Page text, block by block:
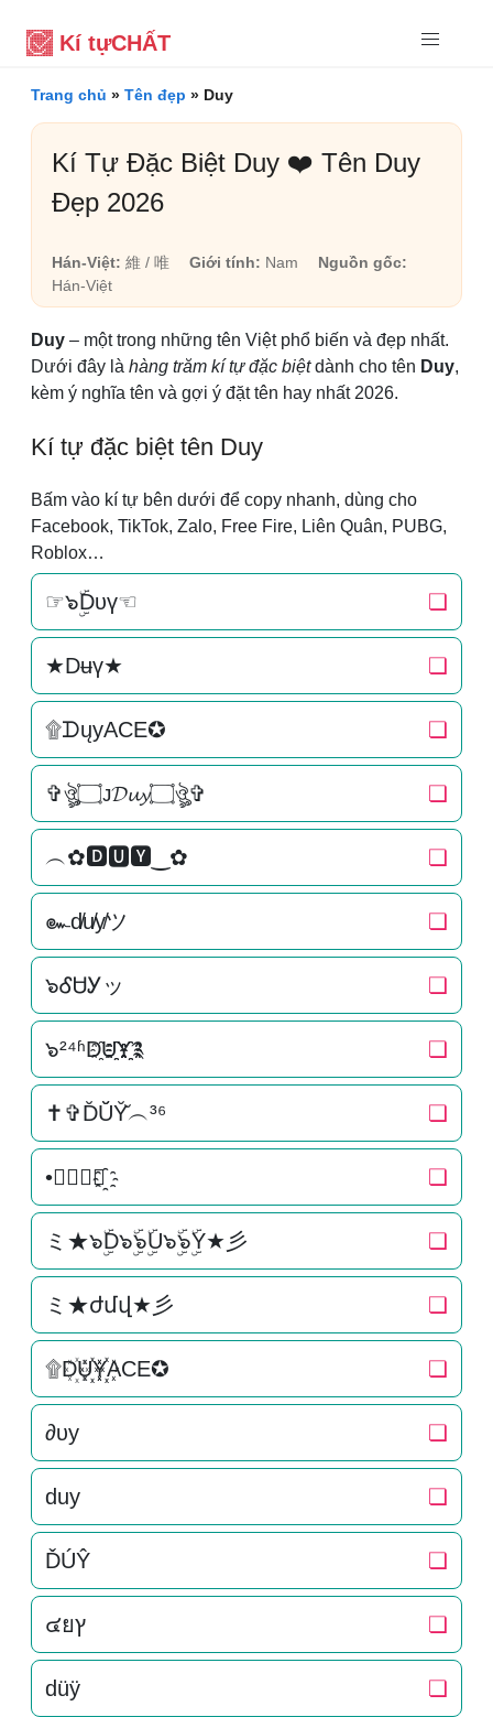
Kí tựCHẤT
Trang chủ » Tên đẹp » Duy
Kí Tự Đặc Biệt Duy ❤️ Tên Duy
Đẹp 2026
Hán-Việt: 維 / 唯 Giới tính: Nam
Nguồn gốc:
Hán-Việt
Duy – một trong những tên Việt phổ biến và đẹp nhất.
Dưới đây là hàng trăm kí tự đặc biệtdành cho tên Duy,
kèm ý nghĩa tên và gợi ý đặt tên hay nhất 2026.
Kí tự đặc biệt tên Duy
Bấm vào kí tự bên dưới để copy nhanh, dùng cho
Facebook, TikTok, Zalo, Free Fire, Liên Quân, PUBG,
Roblox…
☞๖ۣۜDυү☜ ❏
★Dʉү★ ❏
۩ᗪųуACE✪ ❏
✞ঔৣ۝ᴊ𝓓𝓾𝔂۝ঔৣ✞ ❏
︵✿🅳🆄🆈‿✿ ❏
๛d̸u̸y̸ツ ❏
๖ᎴᏌᎩッ ❏
๖²⁴ʱD҈U҈҈Y҈҈༉ ❏
✝✞D̆Ŭ̆Y̆̆︵³⁶ ❏
•🅓🅤🅨✿҈ ❏
ミ★๖ۣۜD๖ۣۜ๖ۣۜU๖ۣۜ๖ۣۜY★彡 ❏
ミ★ժմվ★彡 ❏
۩D꙰U꙰꙰Y꙰꙰ACE✪ ❏
∂υу ❏
duy ❏
ĎÚŶ ❏
๔ยץ ❏
düÿ ❏